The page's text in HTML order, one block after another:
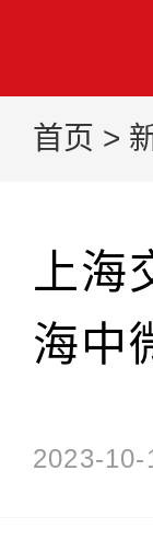
首页 >
上海
海中
2023-